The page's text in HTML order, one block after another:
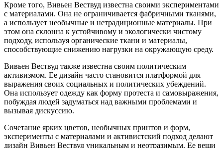
Кроме того, Вивьен Вествуд известна своими экспериментами
с материалами. Она не ограничивается фабричными тканями,
а использует необычные и нетрадиционные материалы. При
этом она склонна к устойчивому и экологически чистому
подходу, используя органические ткани и материалы,
способствующие снижению нагрузки на окружающую среду.
Вивьен Вествуд также известна своим политическим
активизмом. Ее дизайн часто становится платформой для
выражения своих социальных и политических убеждений.
Она использует одежду как форму протеста и самовыражения,
побуждая людей задуматься над важными проблемами и
вызывая дискуссию.
Сочетание ярких цветов, необычных принтов и форм,
эксперименты с материалами и активистский подход делают
дизайн Вивьен Вествуд уникальным и неотразимым. Ее вещи